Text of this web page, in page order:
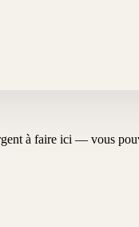
à faire ici — vous